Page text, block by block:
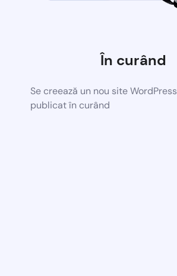
În curând
Se creează un nou site
publicat în curând